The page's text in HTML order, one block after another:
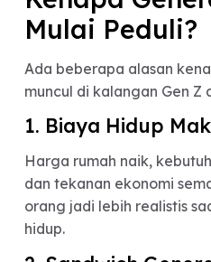
sekarang, banyak
SLIK sebagai bagian
menikah.
Tujuannya bukan untuk
melainkan supaya
kondisi finansial satu
Kenapa
Mulai Peduli?